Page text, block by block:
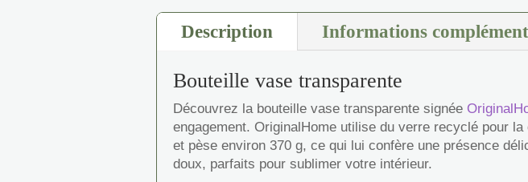
Description Informations
Bouteille vase transparente
Découvrez la bouteille vase transparente signée
engagement. OriginalHome utilise du verre recyclé pour
et pèse environ 370 g, ce qui lui confère une présence
doux, parfaits pour sublimer votre intérieur.